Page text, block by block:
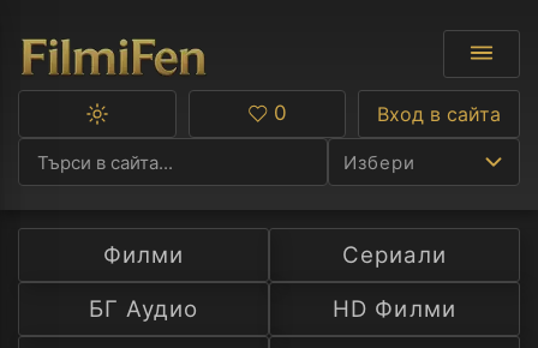
Избери
Ф
С
Превключване
тъмна
тема
Любими
0 Вход в сайта
Филми
Сериали
БГ Аудио
HD Филми